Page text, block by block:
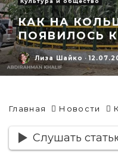
КАК НА
ПОЯВИЛОСЬ
Лиза Шайко ·
Главная Новости
Слушать